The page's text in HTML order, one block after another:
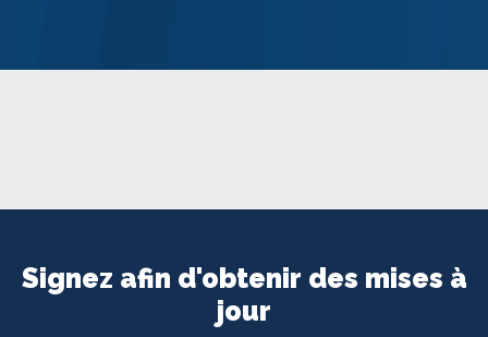
Signez afin d'obtenir des mises à
jour